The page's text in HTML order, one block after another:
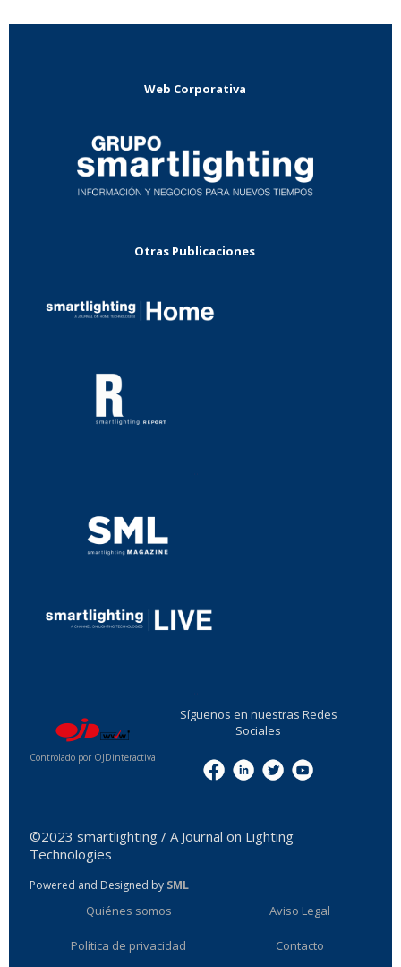
Web Corporativa
Otras Publicaciones
Controlado por OJDinteractiva
Síguenos en nuestras Redes
Sociales
©2023 smartlighting / A Journal on Lighting
Technologies
Powered and Designed by SML
Quiénes somos Aviso Legal
Política de privacidad Contacto